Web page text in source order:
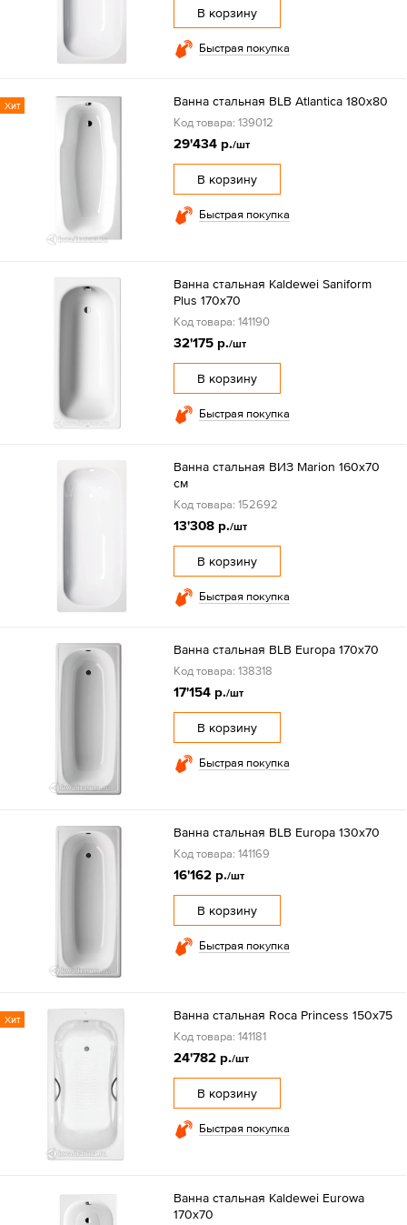
В корзину
Быстрая покупка
Хит Ванна стальная BLB Atlantica 180x80
Код товара: 139012
29'434 р./шт
В корзину
Быстрая покупка
Ванна стальная Kaldewei Saniform
Plus 170х70
Код товара: 141190
32'175 р./шт
В корзину
Быстрая покупка
Ванна стальная ВИЗ Marion 160х70
см
Код товара: 152692
13'308 р./шт
В корзину
Быстрая покупка
Ванна стальная BLB Europa 170х70
Код товара: 138318
17'154 р./шт
В корзину
Быстрая покупка
Ванна стальная BLB Europa 130х70
Код товара: 141169
16'162 р./шт
В корзину
Быстрая покупка
Хит Ванна стальная Roca Princess 150х75
Код товара: 141181
24'782 р./шт
В корзину
Быстрая покупка
Ванна стальная Kaldewei Eurowa
170x70